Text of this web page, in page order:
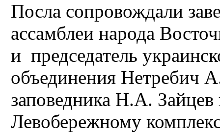
Посла сопровождали
ассамблеи народа
и председатель
объединения Нетребич
заповедника Н.А.
Левобережному